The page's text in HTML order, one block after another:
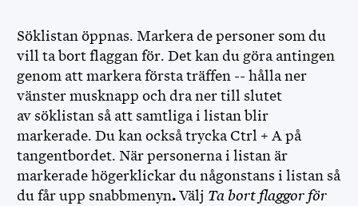
Söklistan öppnas. Markera de personer som du
vill ta bort flaggan för. Det kan du göra antingen
genom att markera första träffen -- hålla ner
vänster musknapp och dra ner till slutet
av söklistan så att samtliga i listan blir
markerade. Du kan också trycka Ctrl + A på
tangentbordet. När personerna i listan är
markerade högerklickar du någonstans i listan så
du får upp snabbmenyn. Välj Ta bort flaggor för